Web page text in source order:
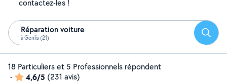
contactez-les !
Réparation voiture
à Genlis (21)
18 Particuliers et 5 Professionnels répondent
-
4,6/5 (231 avis)